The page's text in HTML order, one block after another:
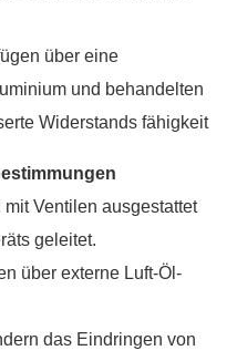
über eine
und behandelten
Widerstands fähigkeit
Ventilen ausgestattet
geleitet.
über externe Luft-Öl-
das Eindringen von